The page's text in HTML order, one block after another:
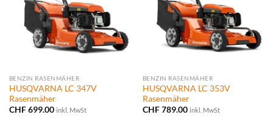
BENZIN RASENMÄHER
HUSQVARNA LC 347V
Rasenmäher
CHF699.00 inkl. MwSt
BENZIN RASENMÄHER
HUSQVARNA LC 353V
Rasenmäher
CHF789.00 inkl. MwSt